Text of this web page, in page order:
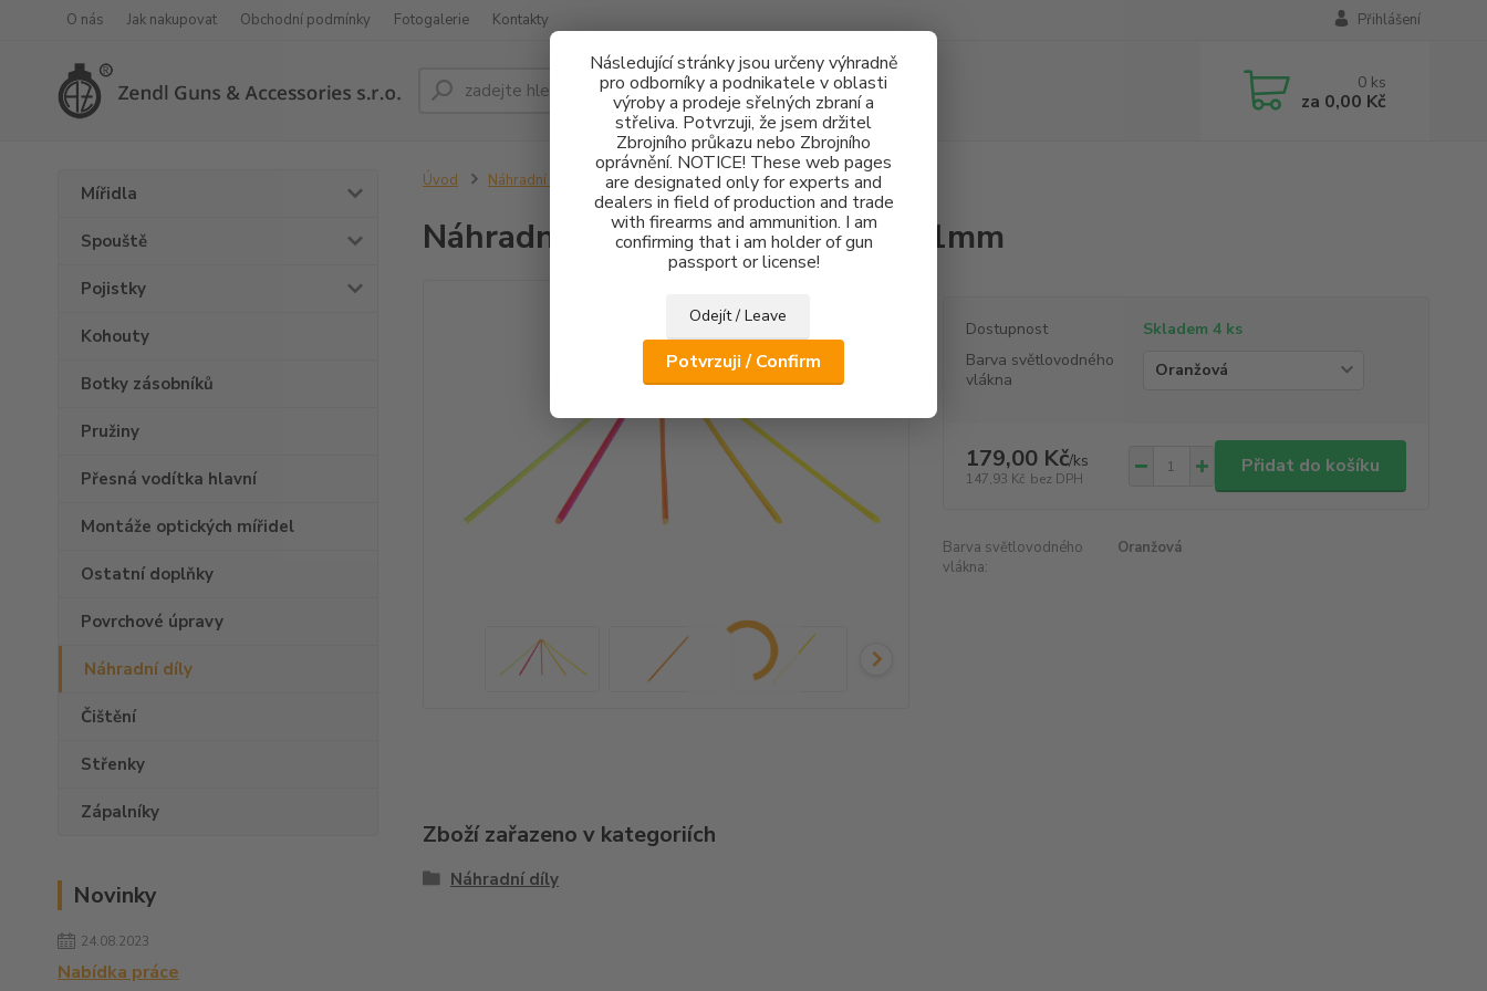
Následující stránky jsou určeny výhradně
pro odborníky a podnikatele v oblasti
výroby a prodeje sřelných zbraní a
střeliva. Potvrzuji, že jsem držitel
Zbrojního průkazu nebo Zbrojního
oprávnění. NOTICE! These web pages
are designated only for experts and
dealers in field of production and trade
with firearms and ammunition. I am
confirming that i am holder of gun
passport or license!
Odejít / Leave
Potvrzuji / Confirm
O nás Jak nakupovat Obchodní podmínky Fotogalerie Kontakty Přihlášení
Hledat 0 ks
za 0,00 Kč
Mířidla
Spouště
Pojistky
Kohouty
Botky zásobníků
Pružiny
Přesná vodítka hlavní
Montáže optických mířidel
Ostatní doplňky
Povrchové úpravy
Náhradní díly
Čištění
Střenky
Zápalníky
Novinky
24.08.2023
Nabídka práce
Úvod Náhradní díly Náhradní optické vlákno průměr 1mm
Náhradní optické vlákno průměr 1mm
Dostupnost
Skladem 4 ks
Barva světlovodného
vlákna
179,00 Kč/ks
147,93 Kč bez DPH
Přidat do košíku
Barva světlovodného
vlákna:
Oranžová
Zboží zařazeno v kategoriích
Náhradní díly